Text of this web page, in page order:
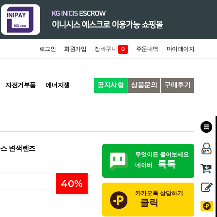
로그인 회원가입 장바구니 0 주문내역 마이페이지
자전거부품 에너지젤 공지사항 상품문의 구매후기
변색렌즈
40%
무엇이든 물어보세요
네이버
톡톡
카카오톡 상담하기
클릭